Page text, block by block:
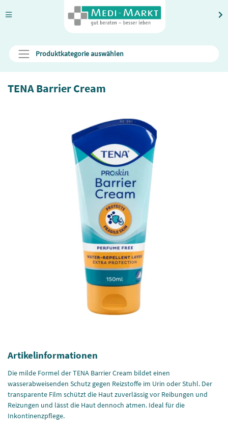
Produktkategorie auswählen
TENA Barrier Cream
Artikelinformationen
Die milde Formel der TENA Barrier Cream bildet einen
wasserabweisenden Schutz gegen Reizstoffe im Urin oder Stuhl. Der
transparente Film schützt die Haut zuverlässig vor Reibungen und
Reizungen und lässt die Haut dennoch atmen. Ideal für die
Inkontinenzpflege.